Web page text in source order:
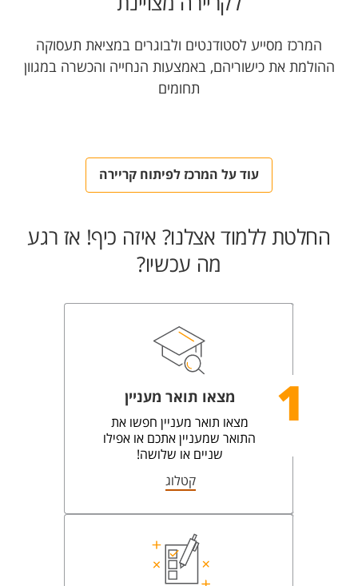
המרכז מסייע לסטודנטים ולבוגרים במציאת תעסוקה
ההולמת את כישוריהם, באמצעות הנחייה והכשרה במגוון
תחומים
עוד על המרכז לפיתוח קריירה
החלטת ללמוד אצלנו? איזה כיף! אז רגע
מה עכשיו?
1 מצאו תואר מעניין
מצאו תואר מעניין חפשו את
התואר שמעניין אתכם או אפילו
שניים או שלושה!
קטלוג